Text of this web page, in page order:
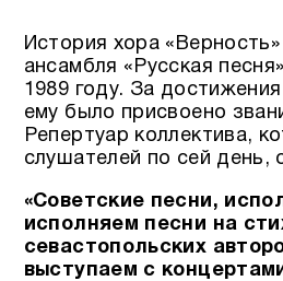
История хора
ансамбля «Русская
1989 году. За
ему было присвоено
Репертуар коллектива,
слушателей по сей день,
«Советские песни,
исполняем песни на
севастопольских
выступаем с